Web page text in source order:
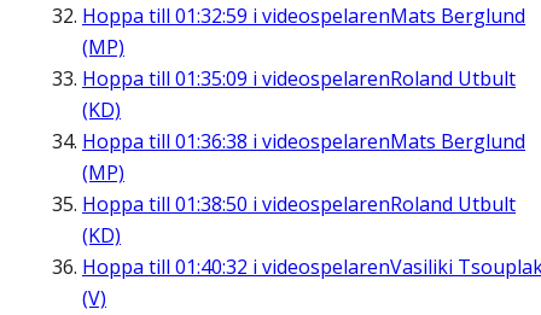
Hoppa till 01:32:59 i videospelarenMats Berglund
(MP)
Hoppa till 01:35:09 i videospelarenRoland Utbult
(KD)
Hoppa till 01:36:38 i videospelarenMats Berglund
(MP)
Hoppa till 01:38:50 i videospelarenRoland Utbult
(KD)
Hoppa till 01:40:32 i videospelarenVasiliki
(V)